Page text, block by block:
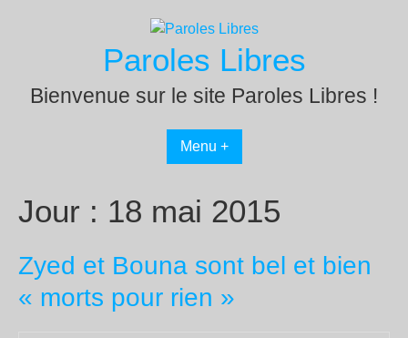
Paroles Libres
Bienvenue sur le site Paroles Libres !
Menu +
Jour : 18 mai 2015
Zyed et Bouna sont bel et bien
« morts pour rien »